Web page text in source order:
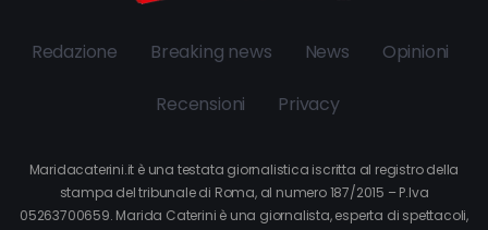
Redazione Breaking news News Opinioni
Recensioni Privacy
Maridacaterini.it è una testata giornalistica iscritta al registro della
stampa del tribunale di Roma, al numero 187/2015 – P.Iva
05263700659. Marida Caterini è una giornalista, esperta di spettacoli,